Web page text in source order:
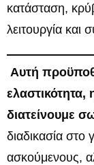
κατάσταση,
λειτουργία και
Αυτή
ελαστικότητα,
διατείνουμε
διαδικασία στο
ασκούμενους,